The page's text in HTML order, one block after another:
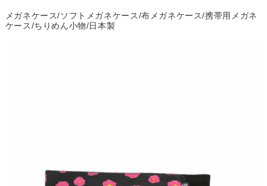
メガネケース/ソフトメガネケース/布メガネケース/携帯用メガネ
ケース/ちりめん小物/日本製